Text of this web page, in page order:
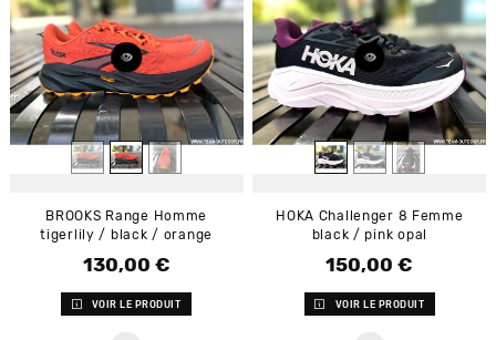
BROOKS Range Homme
tigerlily / black / orange
Prix
130,00 €
VOIR LE PRODUIT
HOKA Challenger 8 Femme
black / pink opal
Prix
150,00 €
VOIR LE PRODUIT